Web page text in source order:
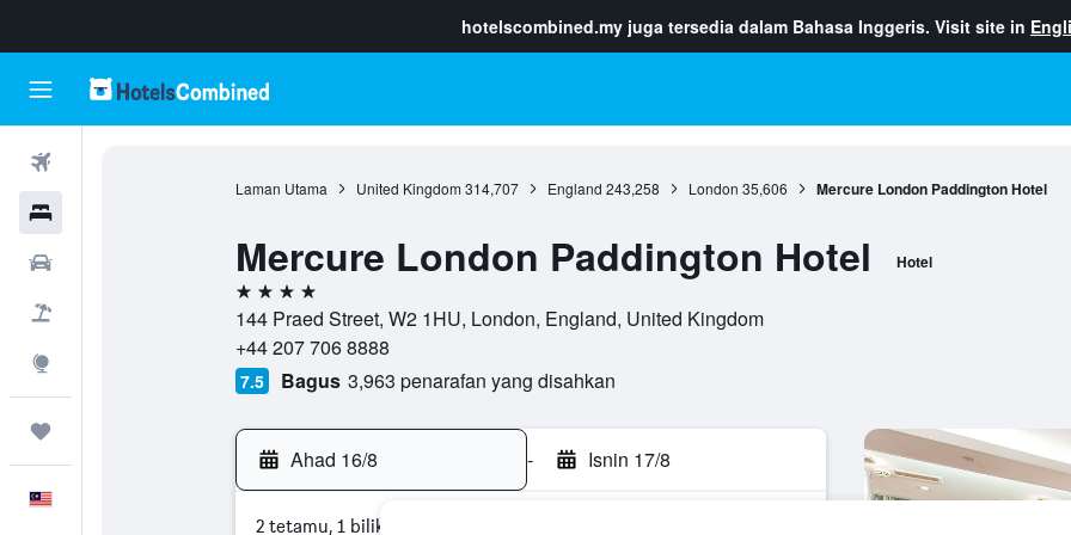
hotelscombined.my juga tersedia dalam Bahasa Inggeris. Visit site in
Laman Utama United Kingdom 314,707 England 243,258 London 35,606 Mercure London Paddington Hotel
Mercure London Paddington Hotel Hotel
4 bintang
144 Praed Street, W2 1HU, London, England, United Kingdom
+44 207 706 8888
7.5 Bagus 3,963 penarafan yang disahkan
Ahad 16/8 - Isnin 17/8
2 tetamu, 1 bilik